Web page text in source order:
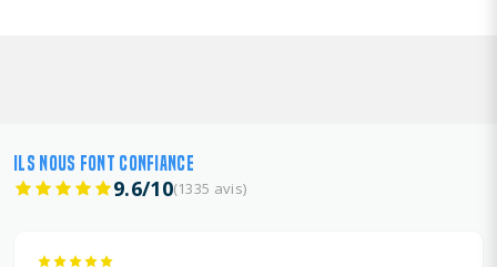
ILS NOUS FONT CONFIANCE
9.6/10(1335 avis)